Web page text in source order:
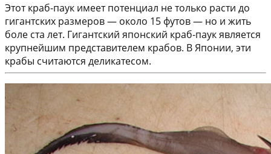
Этот краб-паук имеет потенциал не только расти до
гигантских размеров — около 15 футов — но и жить
боле ста лет. Гигантский японский краб-паук является
крупнейшим представителем крабов. В Японии, эти
крабы считаются деликатесом.